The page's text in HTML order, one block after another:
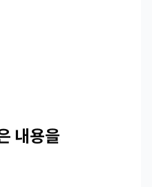
내용을